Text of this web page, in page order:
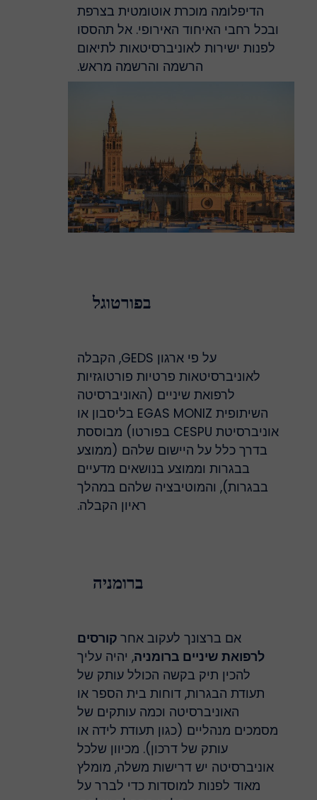
הדיפלומה מוכרת אוטומטית בצרפת
ובכל רחבי האיחוד האירופי. אל תהססו
לפנות ישירות לאוניברסיטאות לתיאום
הרשמה והרשמה מראש.
בפורטוגל
על פי ארגון GEDS, הקבלה
לאוניברסיטאות פרטיות פורטוגזיות
לרפואת שיניים (האוניברסיטה
השיתופית EGAS MONIZ בליסבון או
אוניברסיטת CESPU בפורטו) מבוססת
בדרך כלל על היישום שלהם (ממוצע
בבגרות וממוצע בנושאים מדעיים
בבגרות), והמוטיבציה שלהם במהלך
ראיון הקבלה.
ברומניה
אם ברצונך לעקוב אחרקורסים
לרפואת שיניים ברומניה, יהיה עליך
להכין תיק בקשה הכולל עותק של
תעודת הבגרות, דוחות בית הספר או
האוניברסיטה וכמה עותקים של
מסמכים מנהליים (כגון תעודת לידה או
עותק של דרכון). מכיוון שלכל
אוניברסיטה יש דרישות משלה, מומלץ
מאוד לפנות למוסדות כדי לברר על